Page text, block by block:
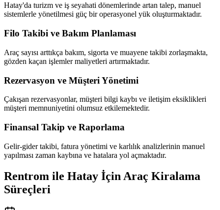
Hatay'da turizm ve iş seyahati dönemlerinde artan talep, manuel
sistemlerle yönetilmesi güç bir operasyonel yük oluşturmaktadır.
Filo Takibi ve Bakım Planlaması
Araç sayısı arttıkça bakım, sigorta ve muayene takibi zorlaşmakta,
gözden kaçan işlemler maliyetleri artırmaktadır.
Rezervasyon ve Müşteri Yönetimi
Çakışan rezervasyonlar, müşteri bilgi kaybı ve iletişim eksiklikleri
müşteri memnuniyetini olumsuz etkilemektedir.
Finansal Takip ve Raporlama
Gelir-gider takibi, fatura yönetimi ve karlılık analizlerinin manuel
yapılması zaman kaybına ve hatalara yol açmaktadır.
Rentrom ile Hatay İçin Araç Kiralama
Süreçleri